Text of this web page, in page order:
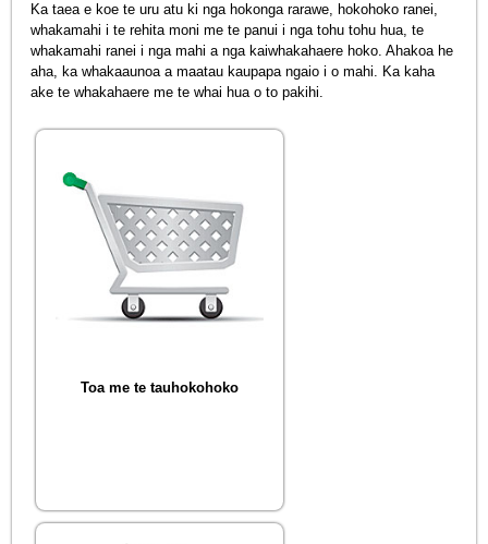
Ka taea e koe te uru atu ki nga hokonga rarawe, hokohoko ranei,
whakamahi i te rehita moni me te panui i nga tohu tohu hua, te
whakamahi ranei i nga mahi a nga kaiwhakahaere hoko. Ahakoa he
aha, ka whakaaunoa a maatau kaupapa ngaio i o mahi. Ka kaha
ake te whakahaere me te whai hua o to pakihi.
Toa me te tauhokohoko